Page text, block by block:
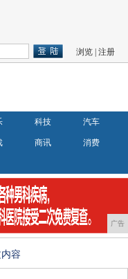
浏览 |注册
科技 汽车
商讯 消费
广告
容